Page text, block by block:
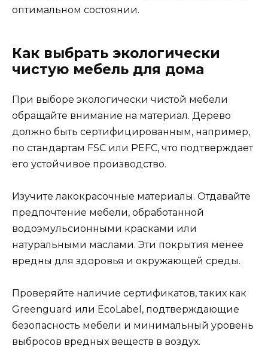
оптимальном состоянии.
Как выбрать экологически
чистую мебель для дома
При выборе экологически чистой мебели
обращайте внимание на материал. Дерево
должно быть сертифицированным, например,
по стандартам FSC или PEFC, что подтверждает
его устойчивое производство.
Изучите лакокрасочные материалы. Отдавайте
предпочтение мебели, обработанной
водоэмульсионными красками или
натуральными маслами. Эти покрытия менее
вредны для здоровья и окружающей среды.
Проверяйте наличие сертификатов, таких как
Greenguard или EcoLabel, подтверждающие
безопасность мебели и минимальный уровень
выбросов вредных веществ в воздух.